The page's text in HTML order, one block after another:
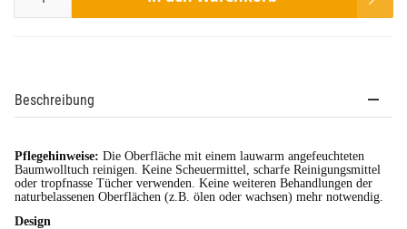
Beschreibung
Pflegehinweise: Die Oberfläche mit einem lauwarm angefeuchteten
Baumwolltuch reinigen. Keine Scheuermittel, scharfe Reinigungsmittel
oder tropfnasse Tücher verwenden. Keine weiteren Behandlungen der
naturbelassenen Oberflächen (z.B. ölen oder wachsen) mehr notwendig.
Design